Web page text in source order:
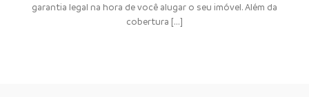
garantia legal na hora de você alugar o seu imóvel. Além da
cobertura [...]